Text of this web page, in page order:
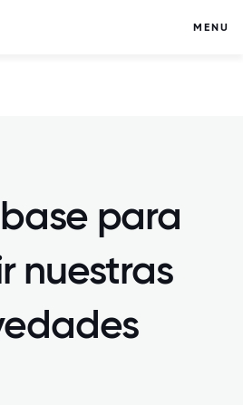
MENU
para
nuestras